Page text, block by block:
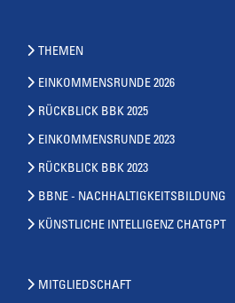
THEMEN
EINKOMMENSRUNDE 2026
RÜCKBLICK BBK 2025
EINKOMMENSRUNDE 2023
RÜCKBLICK BBK 2023
BBNE - NACHHALTIGKEITSBILDUNG
KÜNSTLICHE INTELLIGENZ CHATGPT
MITGLIEDSCHAFT